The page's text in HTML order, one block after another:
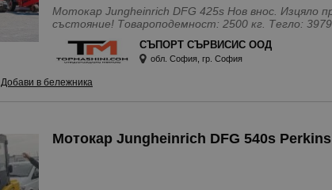
Мотокар Jungheinrich DFG 425s Нов внос. Изцяло прегледан и сервизиран. Перфектно техническо
състояние! Товароподемност: 2500 кг. Тегло: 3979 кг. Височина на повдигане: 2. 9 м Мачта:
ремонтна дейност на специализирана техника!
Особености - Лизинг, Нов внос
СЪПОРТ СЪРВИСИС ООД
обл. София, гр. София
Добави в бележника
Мотокар Jungheinrich DFG 540s Perkins